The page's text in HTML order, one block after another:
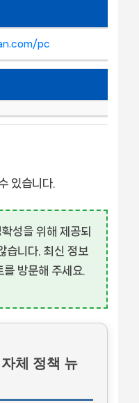
pc
있습니다.
성을 위해 제공되
습니다. 최신 정보
방문해 주세요.
체 정책 뉴